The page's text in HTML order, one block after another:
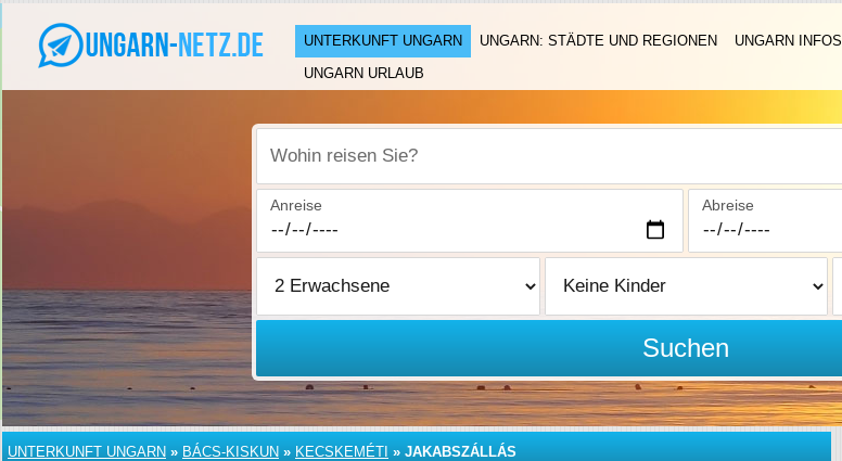
UNTERKUNFT UNGARN UNGARN: STÄDTE UND REGIONEN
UNGARN INFOS
UNGARN URLAUB
Wohin reisen Sie?
Anreise Abreise
Suchen
UNTERKUNFT UNGARN » BÁCS-KISKUN » KECSKEMÉTI » JAKABSZÁLLÁS